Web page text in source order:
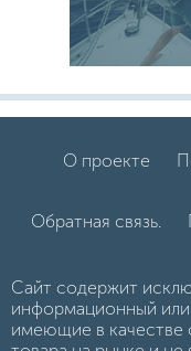
О проекте
Обратная связь.
Сайт содержит
информационный или
имеющие в качестве